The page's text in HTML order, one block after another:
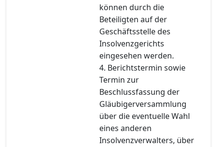
können durch die
Beteiligten auf der
Geschäftsstelle des
Insolvenzgerichts
eingesehen werden.
4. Berichtstermin sowie
Termin zur
Beschlussfassung der
Gläubigerversammlung
über die eventuelle Wahl
eines anderen
Insolvenzverwalters, über